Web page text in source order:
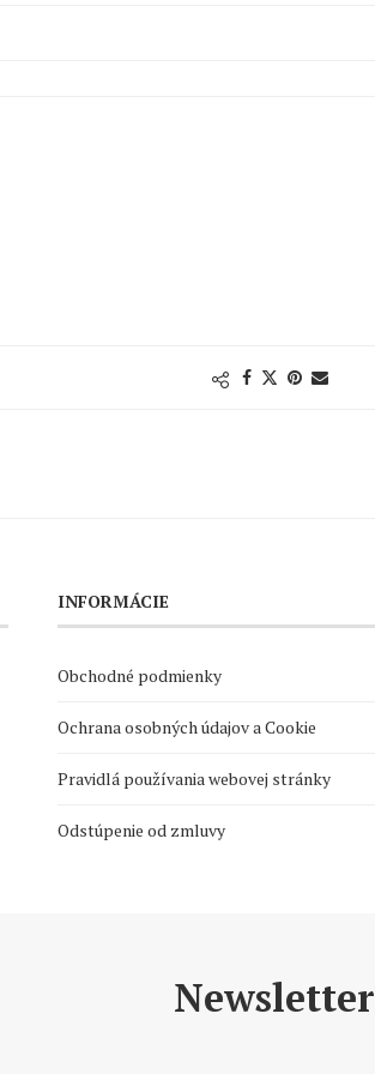
INFORMÁCIE
Obchodné podmienky
Ochrana osobných údajov a Cookie
Pravidlá používania webovej stránky
Odstúpenie od zmluvy
Newsletter